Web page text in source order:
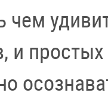
чем
и